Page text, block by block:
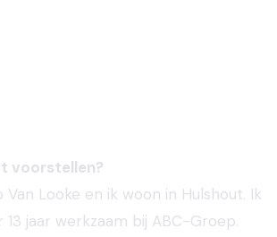
voorstellen?
Van Looke en ik woon in Hulshout. Ik
jaar werkzaam bij ABC-Groep.